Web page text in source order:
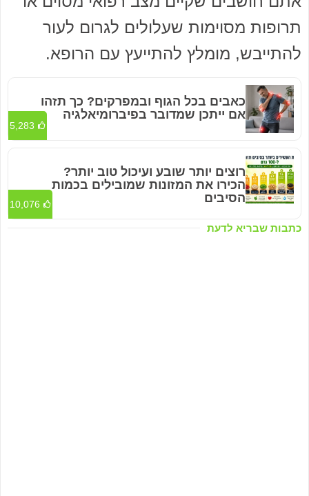
תרופות מסוימות שעלולים לגרום לעור
להתייבש, מומלץ להתייעץ עם הרופא.
כתבות שבריא לדעת
כאבים בכל הגוף ובמפרקים? כך תזהו
אם ייתכן שמדובר בפיברומיאלגיה
5,283
רוצים יותר שובע ועיכול טוב יותר?
הכירו את המזונות שמובילים בכמות
הסיבים
10,076